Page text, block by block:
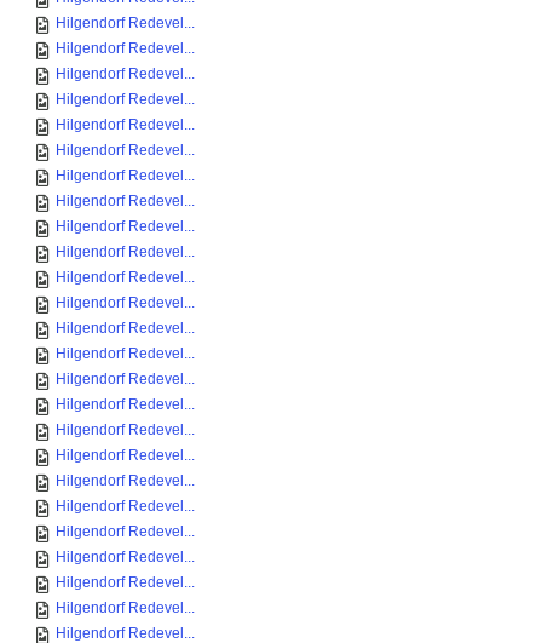
Hilgendorf Redevel...
Hilgendorf Redevel...
Hilgendorf Redevel...
Hilgendorf Redevel...
Hilgendorf Redevel...
Hilgendorf Redevel...
Hilgendorf Redevel...
Hilgendorf Redevel...
Hilgendorf Redevel...
Hilgendorf Redevel...
Hilgendorf Redevel...
Hilgendorf Redevel...
Hilgendorf Redevel...
Hilgendorf Redevel...
Hilgendorf Redevel...
Hilgendorf Redevel...
Hilgendorf Redevel...
Hilgendorf Redevel...
Hilgendorf Redevel...
Hilgendorf Redevel...
Hilgendorf Redevel...
Hilgendorf Redevel...
Hilgendorf Redevel...
Hilgendorf Redevel...
Hilgendorf Redevel...